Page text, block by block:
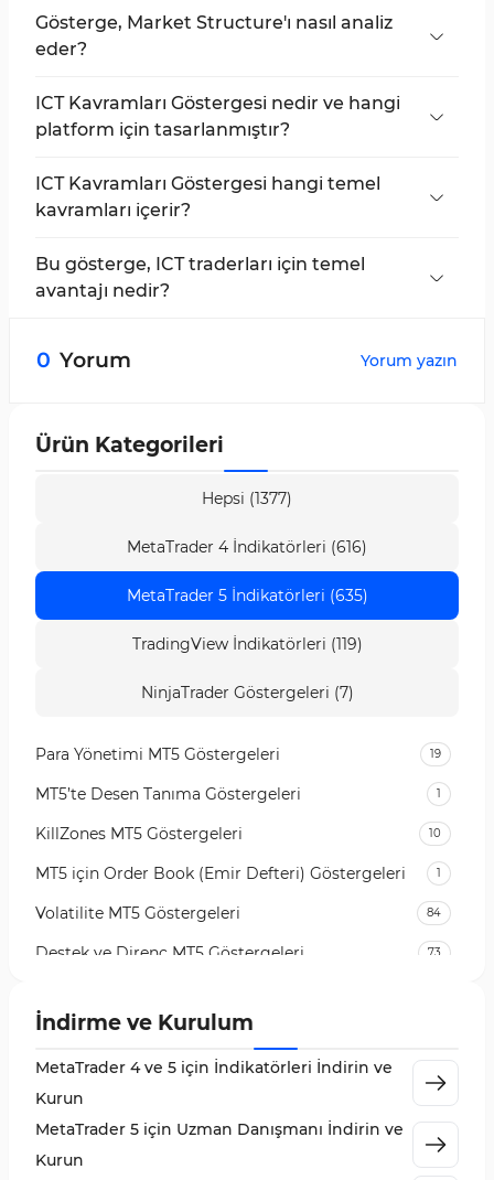
Gösterge, Market Structure'ı nasıl analiz
eder?
(Break of Structure)veCHOCH (Change of
Character)üzerinde odaklanır. Bu sayede
ICT Kavramları Göstergesi nedir ve hangi
platform için tasarlanmıştır?
Smart Money metodolojileriyleuyumlu
profesyonel bir teknik analiz aracıdır.
ICT Kavramları Göstergesi hangi temel
kavramları içerir?
Market Structure, Kill Zones, Zigzag Lines,
Inverse FVGs ve Balanced Price Ranges.
Bu gösterge, ICT traderları için temel
avantajı nedir?
içgörüler ve
sağlar.
0 Yorum Yorum yazın
Ürün Kategorileri
Hepsi (1377)
MetaTrader 4 İndikatörleri (616)
MetaTrader 5 İndikatörleri (635)
TradingView İndikatörleri (119)
NinjaTrader Göstergeleri (7)
Para Yönetimi MT5 Göstergeleri 19
MT5’te Desen Tanıma Göstergeleri 1
KillZones MT5 Göstergeleri 10
MT5 için Order Book (Emir Defteri) Göstergeleri 1
Volatilite MT5 Göstergeleri 84
Destek ve Direnç MT5 Göstergeleri 73
MetaTrader 5 için Order Flow Göstergeleri
MetaTrader 5 için Expert Advisor (EA)
3
Sinyal ve Tahmin MT5 Göstergeleri 232
İndirme ve Kurulum
MetaTrader 4 ve 5 için İndikatörleri İndirin ve
Kurun
MetaTrader 5 için Uzman Danışmanı İndirin ve
Kurun